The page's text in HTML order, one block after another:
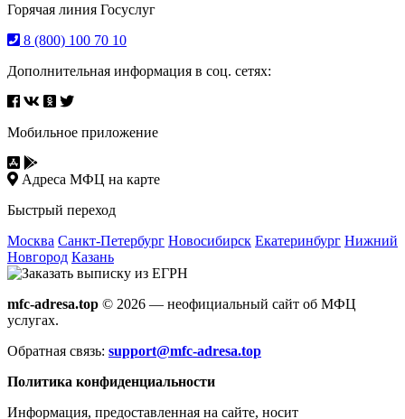
Горячая линия Госуслуг
8 (800) 100 70 10
Дополнительная информация в соц. сетях:
Мобильное приложение
Адреса МФЦ на карте
Быстрый переход
Москва Санкт-Петербург Новосибирск Екатеринбург Нижний
Новгород Казань
mfc-adresa.top © 2026 — неофициальный сайт об МФЦ
услугах.
Обратная связь: support@mfc-adresa.top
Политика конфиденциальности
Информация, предоставленная на сайте, носит